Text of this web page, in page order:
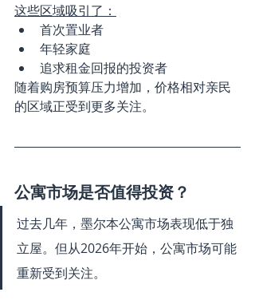
这些区域吸引了：
首次置业者
年轻家庭
追求租金回报的投资者
随着购房预算压力增加，价格相对亲民
的区域正受到更多关注。
公寓市场是否值得投资？
过去几年，墨尔本公寓市场表现低于独
立屋。但从2026年开始，公寓市场可能
重新受到关注。